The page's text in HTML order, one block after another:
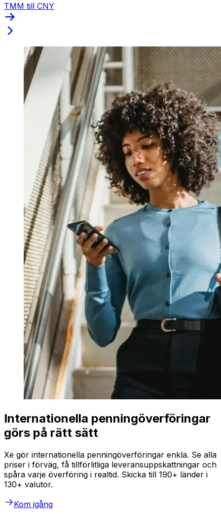
TMM till CNY
Internationella penningöverföringar
görs på rätt sätt
Xe gör internationella penningöverföringar enkla. Se alla
priser i förväg, få tillförlitliga leveransuppskattningar och
spåra varje överföring i realtid. Skicka till 190+ länder i
130+ valutor.
Kom igång